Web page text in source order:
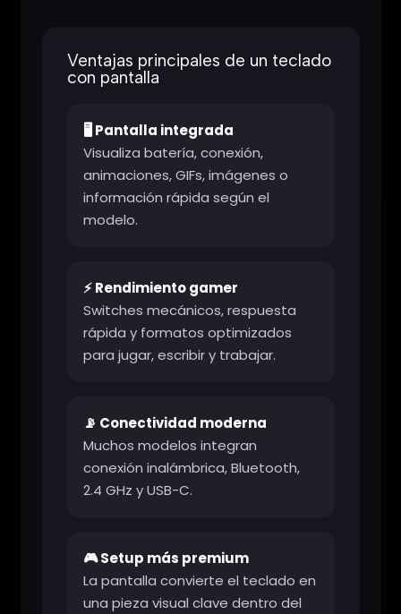
Ventajas principales de un teclado
con pantalla
🖥️ Pantalla integrada
Visualiza batería, conexión,
animaciones, GIFs, imágenes o
información rápida según el
modelo.
⚡ Rendimiento gamer
Switches mecánicos, respuesta
rápida y formatos optimizados
para jugar, escribir y trabajar.
📡 Conectividad moderna
Muchos modelos integran
conexión inalámbrica, Bluetooth,
2.4 GHz y USB-C.
🎮 Setup más premium
La pantalla convierte el teclado en
una pieza visual clave dentro del